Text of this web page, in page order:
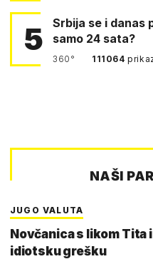
5
Srbija se i danas
samo 24 sata?
360° 111064
NAŠI
JUGO VALUTA
Novčanica s likom Tita
idiotsku grešku